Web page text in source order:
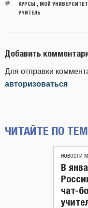
КУРСЫ , МОЙ УНИВЕРСИТЕТ
УЧИТЕЛЬ
Добавить
Для отправки
авторизоваться
ЧИТАЙТЕ ПО
НОВОСТИ
В
чат-